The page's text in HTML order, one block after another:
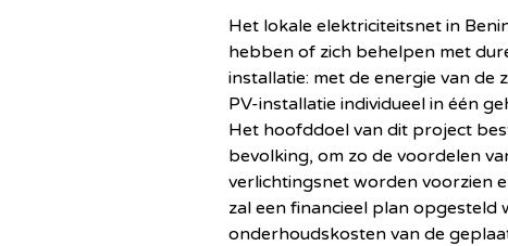
Het lokale elektriciteitsnet in
hebben of zich behelpen met
installatie: met de energie van
PV-installatie individueel in één
Het hoofddoel van dit project
bevolking, om zo de voordelen
verlichtingsnet worden voorzien
zal een financieel plan
onderhoudskosten van de